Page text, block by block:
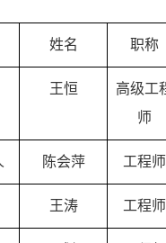
姓名 职称
王恒
高级工
师
陈会萍 工程师
王涛 工程师